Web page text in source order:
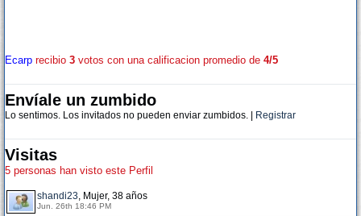
Ecarp recibio 3 votos con una calificacion promedio de 4/5
Envíale un zumbido
Lo sentimos. Los invitados no pueden enviar zumbidos. | Registrar
Visitas
5 personas han visto este Perfil
shandi23, Mujer, 38 años
Jun. 26th 18:46 PM